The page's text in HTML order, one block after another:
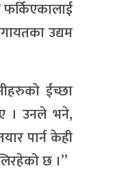
उद्यम
ईच्छा
। उनले भने,
पार्न केही
छ ।”